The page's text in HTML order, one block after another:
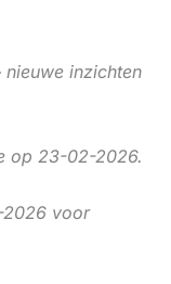
inzichten
op 23-02-2026.
voor